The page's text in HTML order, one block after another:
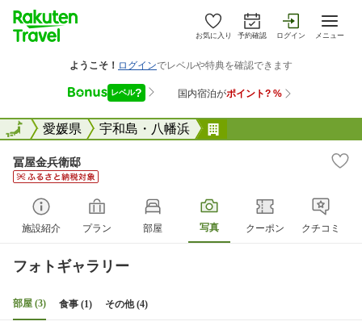
お気に入り 予約確認 ログイン メニュー
全国愛媛県 宇和島・八幡浜
全国
冨屋金兵衛邸
施設紹介 プラン 部屋 写真 クーポン クチコミ
フォトギャラリー
部屋 (3) 食事 (1) その他 (4)